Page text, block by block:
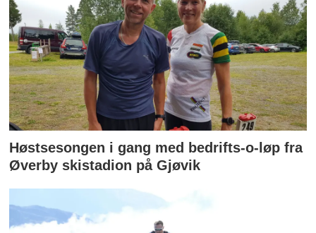
Høstsesongen i gang med bedrifts-o-løp fra
Øverby skistadion på Gjøvik